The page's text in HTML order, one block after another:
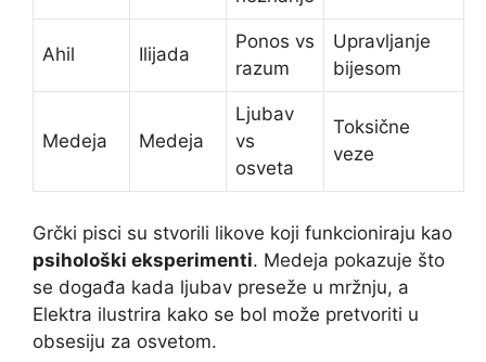
Ahil Ilijada
Ponos vs
razum
Upravljanje
bijesom
Medeja Medeja
Ljubav
vs
osveta
Toksične
veze
Grčki pisci su stvorili likove koji funkcioniraju kao
psihološki eksperimenti. Medeja pokazuje što
se događa kada ljubav preseže u mržnju, a
Elektra ilustrira kako se bol može pretvoriti u
obsesiju za osvetom.